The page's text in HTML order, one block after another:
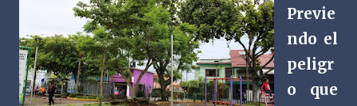
Previe
ndo el
peligr
o que